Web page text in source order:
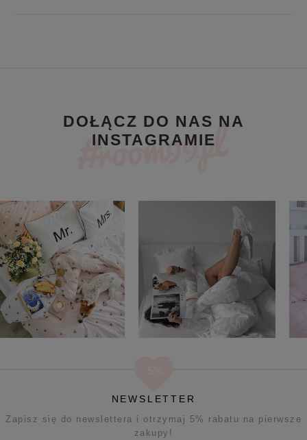
DOŁĄCZ DO NAS NA
INSTAGRAMIE
NEWSLETTER
Zapisz się do newslettera i otrzymaj 5% rabatu na pierwsze
zakupy!